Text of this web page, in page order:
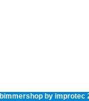
bimmershop by improtec